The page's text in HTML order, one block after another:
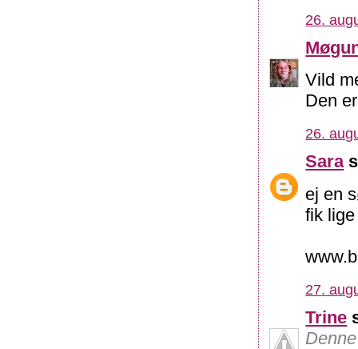
26.
Vild
Den
26.
Sara
ej en
fik
27.
Trine